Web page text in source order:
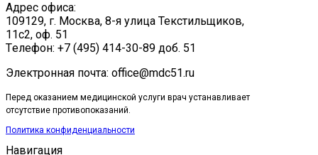
Адрес офиса:
109129, г. Москва, ​8-я улица Текстильщиков,
11с2, оф. 51
Tелефон: +7 (495) 414-30-89 доб. 51
Электронная почта: office@mdc51.ru
Перед оказанием медицинской услуги врач устанавливает
отсутствие противопоказаний.
Политика конфиденциальности
Навигация